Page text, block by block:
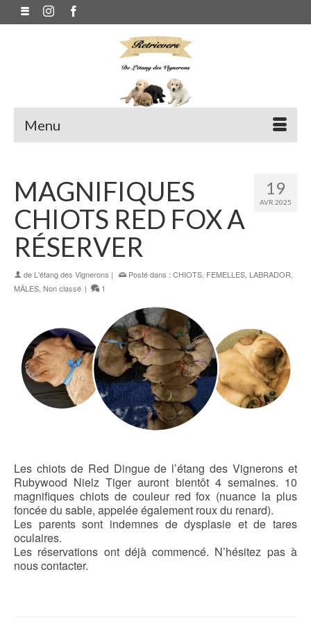
Menu
19
AVR 2025
MAGNIFIQUES
CHIOTS RED FOX A
RÉSERVER
de L'étang des Vignerons | Posté dans : CHIOTS FEMELLES LABRADOR
MÂLES Non classé | 1
Les chiots de Red Dingue de l’étang des Vignerons et
Rubywood Nielz Tiger auront bientôt 4 semaines. 10
magnifiques chiots de couleur red fox (nuance la plus
foncée du sable, appelée également roux du renard).
Les parents sont indemnes de dysplasie et de tares
oculaires.
Les réservations ont déjà commencé. N’hésitez pas à
nous contacter.